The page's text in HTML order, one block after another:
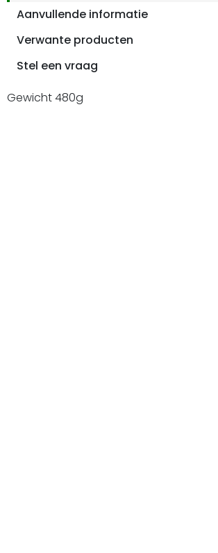
Aanvullende informatie
Verwante producten
Stel een vraag
Gewicht 480g